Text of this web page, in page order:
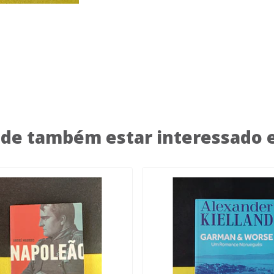
também estar interessado